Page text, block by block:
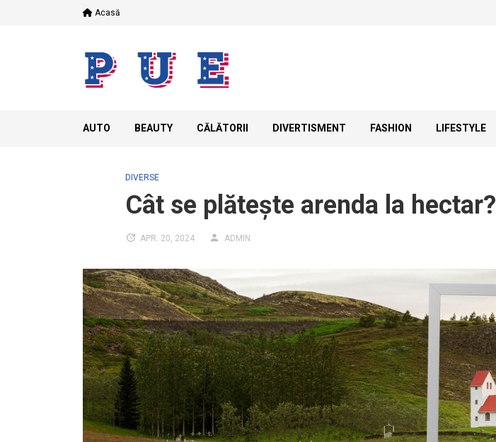
Acasă
AUTO BEAUTY CĂLĂTORII DIVERTISMENT FASHION LIFESTYLE
DIVERSE
Cât se plătește arenda la hectar?
APR. 20, 2024 ADMIN